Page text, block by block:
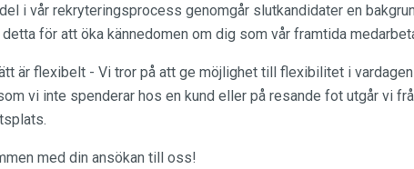
i vår rekryteringsprocess genomgår slutkandidater en
detta för att öka kännedomen om dig som vår framtida
är flexibelt - Vi tror på att ge möjlighet till flexibilitet i
vi inte spenderar hos en kund eller på resande fot utgår vi
med din ansökan till oss!